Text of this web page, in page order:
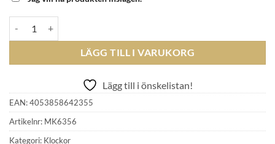
LÄGG TILL I VARUKORG
Lägg till i önskelistan!
EAN:4053858642355
Artikelnr: MK6356
Kategori: Klockor